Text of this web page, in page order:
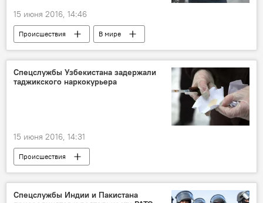
15 июня 2016, 14:46
Происшествия В мире
Спецслужбы Узбекистана задержали
таджикского наркокурьера
15 июня 2016, 14:31
Происшествия
Спецслужбы Индии и Пакистана